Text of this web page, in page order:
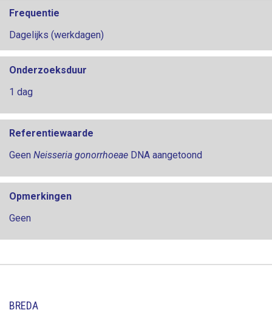
Frequentie
Dagelijks (werkdagen)
Onderzoeksduur
1 dag
Referentiewaarde
Geen Neisseria gonorrhoeae DNA aangetoond
Opmerkingen
Geen
BREDA